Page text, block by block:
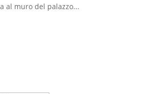
al muro del palazzo...